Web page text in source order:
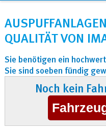
QUALITÄT VON
Sie benötigen ein
Sie sind soeben fündig
Noch kein